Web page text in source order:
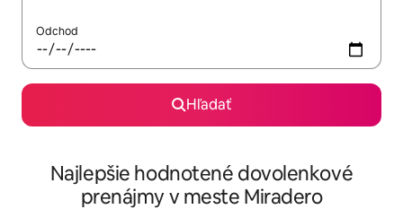
Odchod
Hľadať
Najlepšie hodnotené dovolenkové
prenájmy v meste Miradero